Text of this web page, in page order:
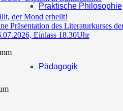
Praktische Philosophie
Pädagogik
der Mond erhellt!
Präsentation des Literaturkurses
Einlass 18.30Uhr